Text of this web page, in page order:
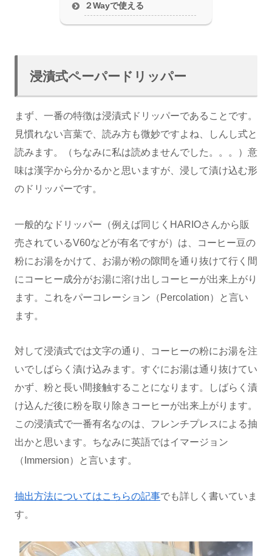
２Wayで使える
浸漬式ペーパードリッパー
まず、一番の特徴は浸漬式ドリッパーであることです。
見慣れない言葉で、読み方も微妙ですよね、しんし式と
読みます。（ちなみに私は読めませんでした。。。）意
味は漢字から分かるかと思いますが、浸して漬け込む形
のドリッパーです。
一般的なドリッパー（例えば同じくHARIOさんから販
売されているV60などが有名ですが）は、コーヒー豆の
粉にお湯をかけて、お湯が粉の隙間を通り抜けて行く間
にコーヒー成分がお湯に溶け出しコーヒーが出来上がり
ます。これをパーコレーション（Percolation）と言い
ます。
対して浸漬式では文字の通り、コーヒーの粉にお湯を注
いでしばらく漬け込みます。すぐにお湯は通り抜けてい
かず、粉と長い間接触することになります。しばらく漬
け込んだ後に粉を取り除きコーヒーが出来上がります。
この浸漬式で一番有名なのは、フレンチプレスによる抽
出かと思います。ちなみに英語ではイマージョン
（Immersion）と言います。
抽出方法についてはこちらの記事でも詳しく書いていま
す。